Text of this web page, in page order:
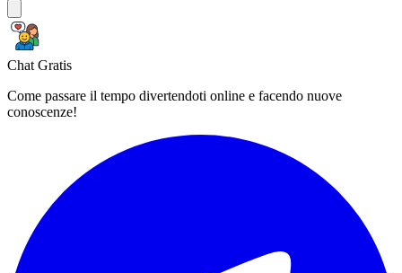
Chat Gratis
Come passare il tempo divertendoti online e facendo nuove
conoscenze!